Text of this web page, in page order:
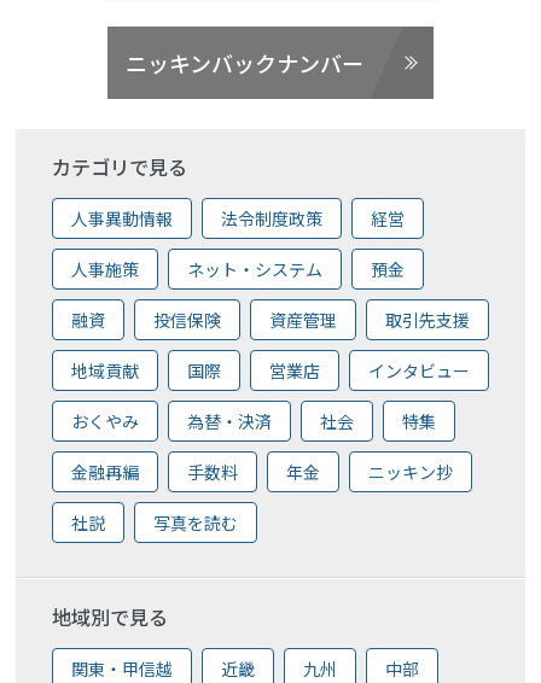
ニッキンバックナンバー
カテゴリで見る
人事異動情報 法令制度政策 経営
人事施策 ネット・システム 預金
融資 投信保険 資産管理 取引先支援
地域貢献 国際 営業店 インタビュー
おくやみ 為替・決済 社会 特集
金融再編 手数料 年金 ニッキン抄
社説 写真を読む
地域別で見る
関東・甲信越 近畿 九州 中部